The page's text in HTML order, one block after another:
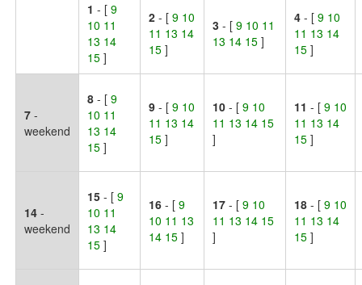
1 - [9
10 11
13 14
15]
2 - [9 10
11 13 14
15]
3 - [9 10 11
13 14 15]
4 - [9 10
11 13 14
15]
7 -
weekend
8 - [9
10 11
13 14
15]
9 - [9 10
11 13 14
15]
10 - [9 10
11 13 14 15
]
11 - [9 10
11 13 14
15]
14 -
weekend
15 - [9
10 11
13 14
15]
16 - [9
10 11 13
14 15]
17 - [9 10
11 13 14 15
]
18 - [9 10
11 13 14
15]